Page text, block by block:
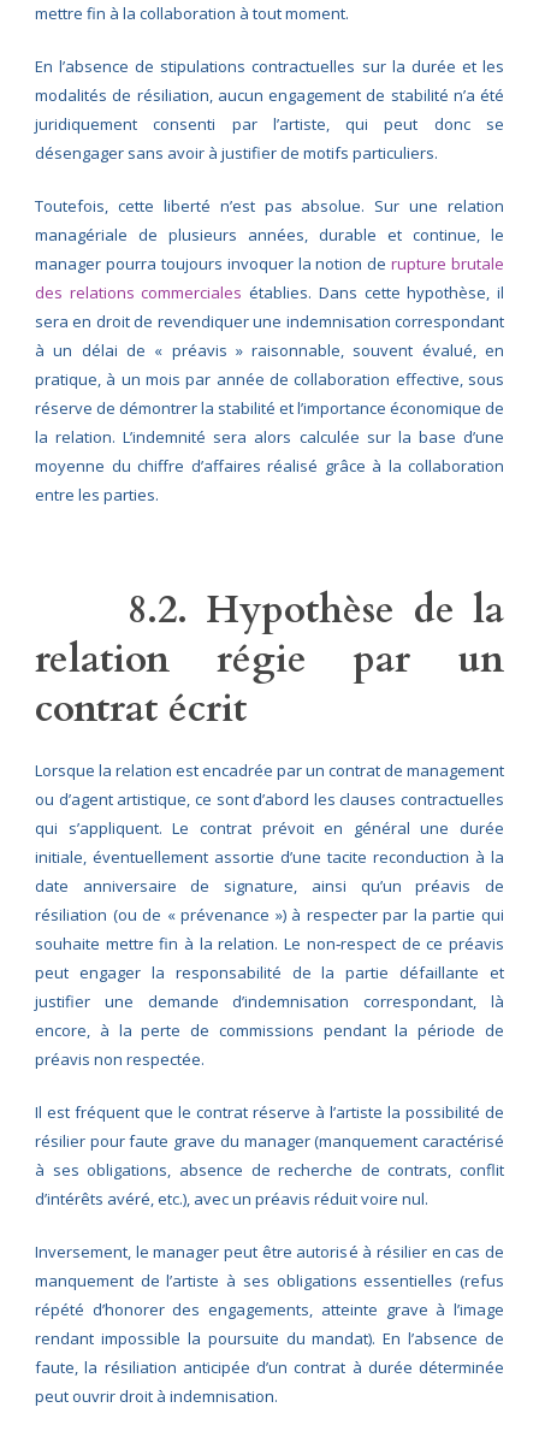
mettre fin à la collaboration à tout moment.
En l’absence de stipulations contractuelles sur la durée et les
modalités de résiliation, aucun engagement de stabilité n’a été
juridiquement consenti par l’artiste, qui peut donc se
désengager sans avoir à justifier de motifs particuliers.
Toutefois, cette liberté n’est pas absolue. Sur une relation
managériale de plusieurs années, durable et continue, le
manager pourra toujours invoquer la notion derupture brutale
des relations commerciales établies. Dans cette hypothèse, il
sera en droit de revendiquer une indemnisation correspondant
à un délai de « préavis » raisonnable, souvent évalué, en
pratique, à un mois par année de collaboration effective, sous
réserve de démontrer la stabilité et l’importance économique de
la relation. L’indemnité sera alors calculée sur la base d’une
moyenne du chiffre d’affaires réalisé grâce à la collaboration
entre les parties.
8.2. Hypothèse de la
relation régie par un
contrat écrit
Lorsque la relation est encadrée par un contrat de management
ou d’agent artistique, ce sont d’abord les clauses contractuelles
qui s’appliquent. Le contrat prévoit en général une durée
initiale, éventuellement assortie d’une tacite reconduction à la
date anniversaire de signature, ainsi qu’un préavis de
résiliation (ou de « prévenance ») à respecter par la partie qui
souhaite mettre fin à la relation. Le non‑respect de ce préavis
peut engager la responsabilité de la partie défaillante et
justifier une demande d’indemnisation correspondant, là
encore, à la perte de commissions pendant la période de
préavis non respectée.
Il est fréquent que le contrat réserve à l’artiste la possibilité de
résilier pour faute grave du manager (manquement caractérisé
à ses obligations, absence de recherche de contrats, conflit
d’intérêts avéré, etc.), avec un préavis réduit voire nul.
Inversement, le manager peut être autorisé à résilier en cas de
manquement de l’artiste à ses obligations essentielles (refus
répété d’honorer des engagements, atteinte grave à l’image
rendant impossible la poursuite du mandat). En l’absence de
faute, la résiliation anticipée d’un contrat à durée déterminée
peut ouvrir droit à indemnisation.